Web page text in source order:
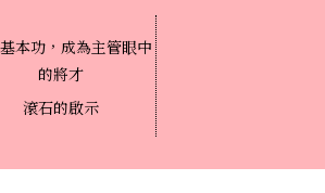
本功，成為主管眼中
的將才
滾石的啟示